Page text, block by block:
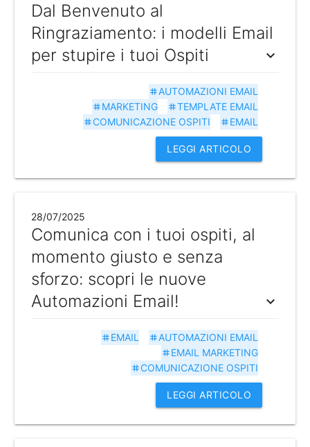
Dal Benvenuto al
Ringraziamento: i modelli Email
per stupire i tuoi Ospiti
expand_more
tag AUTOMAZIONI EMAIL
tagTEMPLATE EMAIL
tag MARKETING
tag EMAIL
tag COMUNICAZIONE OSPITI
LEGGI ARTICOLO
28/07/2025
Comunica con i tuoi ospiti, al
momento giusto e senza
sforzo: scopri le nuove
Automazioni Email!
expand_more
tag AUTOMAZIONI EMAIL
tag EMAIL
tag EMAIL MARKETING
tag COMUNICAZIONE OSPITI
LEGGI ARTICOLO